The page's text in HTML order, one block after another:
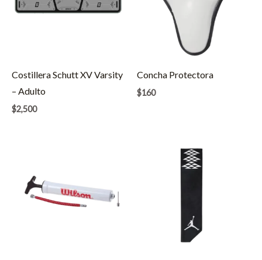
Costillera Schutt XV Varsity
– Adulto
$2,500
Concha Protectora
$160